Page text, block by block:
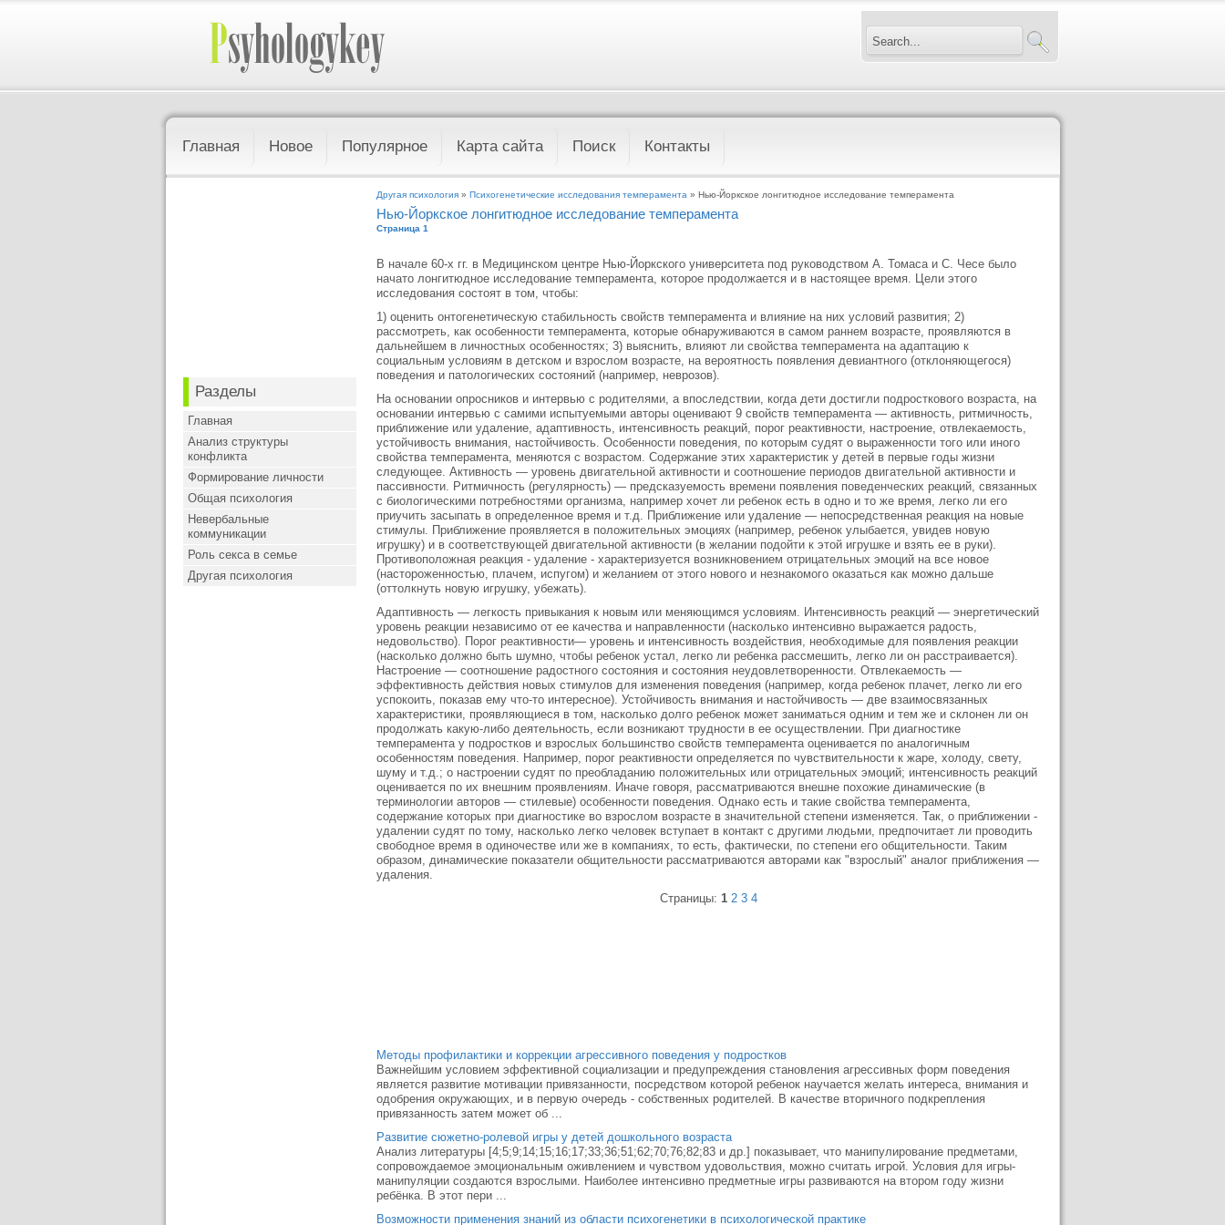
Главная Новое Популярное Карта сайта Поиск Контакты
Разделы
Главная
Анализ структуры
конфликта
Формирование личности
Общая психология
Невербальные
коммуникации
Роль секса в семье
Другая психология
Другая психология » Психогенетические исследования темперамента » Нью-Йоркское лонгитюдное исследование темперамента
Нью-Йоркское лонгитюдное исследование темперамента
Страница 1
В начале 60-х гг. в Медицинском центре Нью-Йоркского университета под руководством А. Томаса и С. Чесе было
начато лонгитюдное исследование темперамента, которое продолжается и в настоящее время. Цели этого
исследования состоят в том, чтобы:
1) оценить онтогенетическую стабильность свойств темперамента и влияние на них условий развития; 2)
рассмотреть, как особенности темперамента, которые обнаруживаются в самом раннем возрасте, проявляются в
дальнейшем в личностных особенностях; 3) выяснить, влияют ли свойства темперамента на адаптацию к
социальным условиям в детском и взрослом возрасте, на вероятность появления девиантного (отклоняющегося)
поведения и патологических состояний (например, неврозов).
На основании опросников и интервью с родителями, а впоследствии, когда дети достигли подросткового возраста, на
основании интервью с самими испытуемыми авторы оценивают 9 свойств темперамента — активность, ритмичность,
приближение или удаление, адаптивность, интенсивность реакций, порог реактивности, настроение, отвлекаемость,
устойчивость внимания, настойчивость. Особенности поведения, по которым судят о выраженности того или иного
свойства темперамента, меняются с возрастом. Содержание этих характеристик у детей в первые годы жизни
следующее. Активность — уровень двигательной активности и соотношение периодов двигательной активности и
пассивности. Ритмичность (регулярность) — предсказуемость времени появления поведенческих реакций, связанных
с биологическими потребностями организма, например хочет ли ребенок есть в одно и то же время, легко ли его
приучить засыпать в определенное время и т.д. Приближение или удаление — непосредственная реакция на новые
стимулы. Приближение проявляется в положительных эмоциях (например, ребенок улыбается, увидев новую
игрушку) и в соответствующей двигательной активности (в желании подойти к этой игрушке и взять ее в руки).
Противоположная реакция - удаление - характеризуется возникновением отрицательных эмоций на все новое
(настороженностью, плачем, испугом) и желанием от этого нового и незнакомого оказаться как можно дальше
(оттолкнуть новую игрушку, убежать).
Адаптивность — легкость привыкания к новым или меняющимся условиям. Интенсивность реакций — энергетический
уровень реакции независимо от ее качества и направленности (насколько интенсивно выражается радость,
недовольство). Порог реактивности— уровень и интенсивность воздействия, необходимые для появления реакции
(насколько должно быть шумно, чтобы ребенок устал, легко ли ребенка рассмешить, легко ли он расстраивается).
Настроение — соотношение радостного состояния и состояния неудовлетворенности. Отвлекаемость —
эффективность действия новых стимулов для изменения поведения (например, когда ребенок плачет, легко ли его
успокоить, показав ему что-то интересное). Устойчивость внимания и настойчивость — две взаимосвязанных
характеристики, проявляющиеся в том, насколько долго ребенок может заниматься одним и тем же и склонен ли он
продолжать какую-либо деятельность, если возникают трудности в ее осуществлении. При диагностике
темперамента у подростков и взрослых большинство свойств темперамента оценивается по аналогичным
особенностям поведения. Например, порог реактивности определяется по чувствительности к жаре, холоду, свету,
шуму и т.д.; о настроении судят по преобладанию положительных или отрицательных эмоций; интенсивность реакций
оценивается по их внешним проявлениям. Иначе говоря, рассматриваются внешне похожие динамические (в
терминологии авторов — стилевые) особенности поведения. Однако есть и такие свойства темперамента,
содержание которых при диагностике во взрослом возрасте в значительной степени изменяется. Так, о приближении -
удалении судят по тому, насколько легко человек вступает в контакт с другими людьми, предпочитает ли проводить
свободное время в одиночестве или же в компаниях, то есть, фактически, по степени его общительности. Таким
образом, динамические показатели общительности рассматриваются авторами как "взрослый" аналог приближения —
удаления.
Страницы: 1 2 3 4
Методы профилактики и коррекции агрессивного поведения у подростков
Важнейшим условием эффективной социализации и предупреждения становления агрессивных форм поведения
является развитие мотивации привязанности, посредством которой ребенок научается желать интереса, внимания и
одобрения окружающих, и в первую очередь - собственных родителей. В качестве вторичного подкрепления
привязанность затем может об ...
Развитие сюжетно-ролевой игры у детей дошкольного возраста
Анализ литературы [4;5;9;14;15;16;17;33;36;51;62;70;76;82;83 и др.] показывает, что манипулирование предметами,
сопровождаемое эмоциональным оживлением и чувством удовольствия, можно считать игрой. Условия для игры-
манипуляции создаются взрослыми. Наиболее интенсивно предметные игры развиваются на втором году жизни
ребёнка. В этот пери ...
Возможности применения знаний из области психогенетики в психологической практике